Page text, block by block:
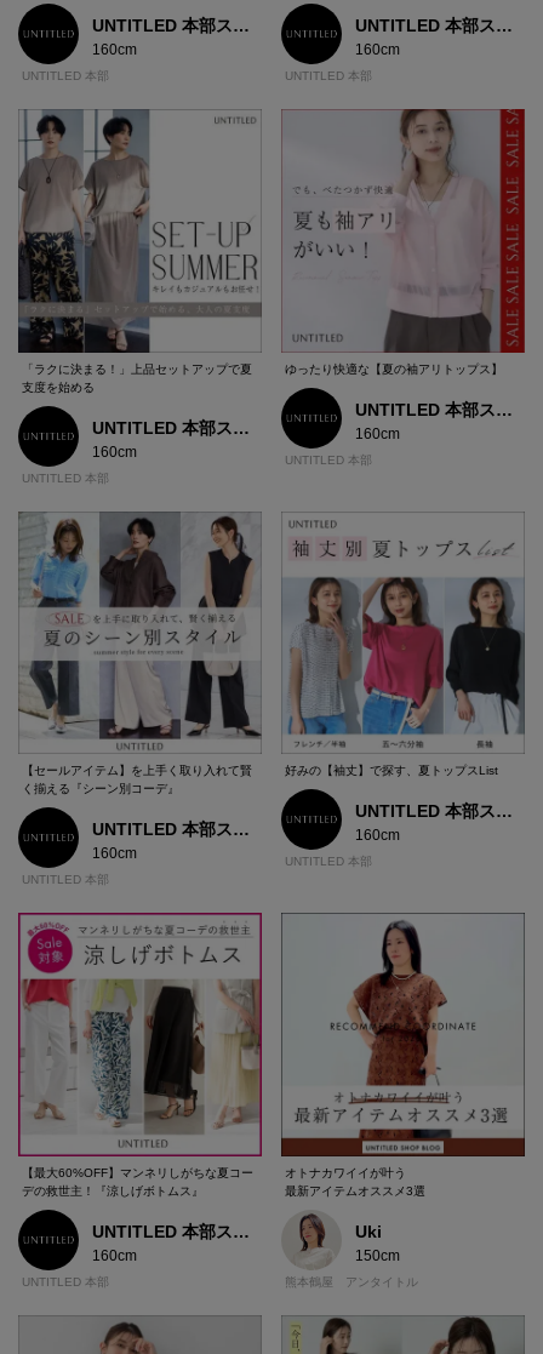
UNTITLED 本部スタッフ
160cm
UNTITLED 本部
UNTITLED 本部スタッフ
160cm
UNTITLED 本部
「ラクに決まる！」上品セットアップで夏
支度を始める
UNTITLED 本部スタッフ
160cm
UNTITLED 本部
ゆったり快適な【夏の袖アリトップス】
UNTITLED 本部スタッフ
160cm
UNTITLED 本部
【セールアイテム】を上手く取り入れて賢
く揃える『シーン別コーデ』
UNTITLED 本部スタッフ
160cm
UNTITLED 本部
好みの【袖丈】で探す、夏トップスList
UNTITLED 本部スタッフ
160cm
UNTITLED 本部
【最大60%OFF】マンネリしがちな夏コー
デの救世主！『涼しげボトムス』
UNTITLED 本部スタッフ
160cm
UNTITLED 本部
オトナカワイイが叶う
最新アイテムオススメ3選
Uki
150cm
熊本鶴屋 アンタイトル